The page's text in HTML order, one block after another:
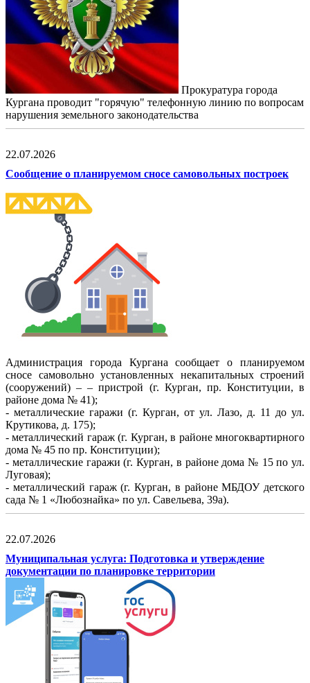
Прокуратура города
Кургана проводит "горячую" телефонную линию по вопросам
нарушения земельного законодательства
22.07.2026
Сообщение о планируемом сносе самовольных построек
Администрация города Кургана сообщает о планируемом
сносе самовольно установленных некапитальных строений
(сооружений) – – пристрой (г. Курган, пр. Конституции, в
районе дома № 41);
- металлические гаражи (г. Курган, от ул. Лазо, д. 11 до ул.
Крутикова, д. 175);
- металлический гараж (г. Курган, в районе многоквартирного
дома № 45 по пр. Конституции);
- металлические гаражи (г. Курган, в районе дома № 15 по ул.
Луговая);
- металлический гараж (г. Курган, в районе МБДОУ детского
сада № 1 «Любознайка» по ул. Савельева, 39а).
22.07.2026
Муниципальная услуга: Подготовка и утверждение
документации по планировке территории